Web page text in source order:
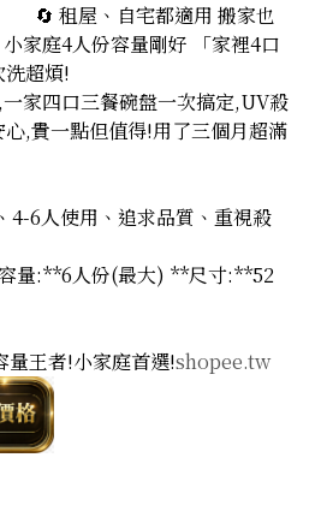
宅都適用 搬家也
家庭4人份容量剛好 「家裡4口
洗超煩!
家四口三餐碗盤一次搞定,UV殺
,貴一點但值得!用了三個月超滿
6人使用、追求品質、重視殺
量:**6人份(最大) **尺寸:**52
量王者!小家庭首選!shopee.tw